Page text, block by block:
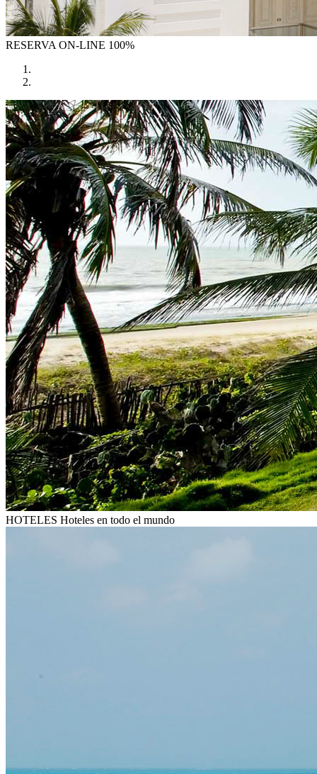
RESERVA ON-LINE 100%
HOTELES Hoteles en todo el mundo